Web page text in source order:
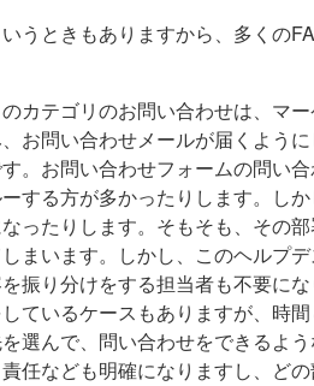
うときもありますから、多くの
カテゴリのお問い合わせは、マ
お問い合わせメールが届くよう
。お問い合わせフォームの問い
する方が多かったりします。し
ったりします。そもそも、その
まいます。しかし、このヘルプ
振り分けをする担当者も不要に
ているケースもありますが、時
選んで、問い合わせをできるよ
任なども明確になりますし、ど